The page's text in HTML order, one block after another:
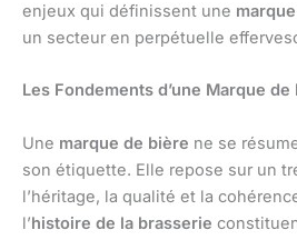
enjeux qui définissent une
un secteur en perpétuelle
Les Fondements d’une Marque de
Une marque de bière ne se
son étiquette. Elle repose sur un
l’héritage, la qualité et la
l’histoire de la brasserie